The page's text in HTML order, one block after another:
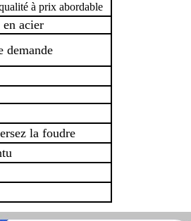
à prix abordable
acier
demande
la foudre